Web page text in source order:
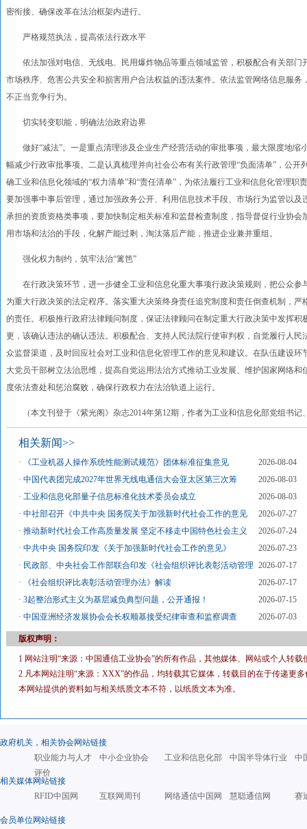
密衔接、确保改革在法治框架内进行。
严格规范执法，提高依法行政水平
依法加强对电信、无线电、民用爆炸物品等重点领域监管，积极配合有关部门
市场秩序、危害公共安全和损害用户合法权益的违法案件。依法监管网络信息服
不正当竞争行为。
切实转变职能，明确法治政府边界
做好“减法”。一是重点清理涉及企业生产经营活动的审批事项，最大限度地缩
幅减少行政审批事项。二是认真梳理并向社会公布有关行政管理“负面清单”，公
确工业和信息化领域的“权力清单”和“责任清单”，为依法履行工业和信息化管理职
要加强事中事后管理，通过加强政务公开、利用信息技术手段、市场行为监管以
承担的资质资格类事项，要加快制定相关标准和监督检查制度，指导督促行业协
用市场和法治的手段，化解产能过剩，淘汰落后产能，推进企业兼并重组。
强化权力制约，筑牢法治“篱笆”
在行政决策环节，进一步健全工业和信息化重大事项行政决策规则，把公众参
为重大行政决策的法定程序。落实重大决策终身责任追究制度和责任倒查机制，
的责任。积极推行政府法律顾问制度，保证法律顾问在制定重大行政决策中发挥
更，该确认违法的确认违法。积极配合、支持人民法院行使审判权，自觉履行人
众监督渠道，及时回应社会对工业和信息化管理工作的意见和建议。在队伍建设
大党员干部树立法治思维，提高自觉运用法治方式推动工业发展、维护国家网络
度依法查处和惩治腐败，确保行政权力在法治轨道上运行。
（本文刊登于《紫光阁》杂志2014年第12期，作者为工业和信息化部党组书记
相关新闻>>
· 《工业机器人操作系统性能测试规范》团体标准征集意见
2026-08-04
·中国代表团完成2027年世界无线电通信大会亚太区第三次筹
2026-08-03
·工业和信息化部量子信息标准化技术委员会成立
2026-08-03
·中社部召开《中共中央 国务院关于加强新时代社会工作的意见
2026-07-27
·推动新时代社会工作高质量发展 坚定不移走中国特色社会主义
2026-07-24
·中共中央 国务院印发《关于加强新时代社会工作的意见》
2026-07-23
· 民政部、中央社会工作部联合印发《社会组织评比表彰活动管理
2026-07-17
·
《社会组织评比表彰活动管理办法》解读
2026-07-17
·3起整治形式主义为基层减负典型问题，公开通报！
2026-07-15
·中国亚洲经济发展协会会长权顺基接受纪律审查和监察调查 2026-07-03
版权声明：
1 网站注明“来源：中国通信工业协会”的所有作品，其他媒体、网站或个人转
2 凡本网站注明“来源：XXX”的作品，均转载其它媒体，转载目的在于传递更
本网站提供的资料如与相关纸质文本不符，以纸质文本为准。
政府机关，相关协会网站链接
职业能力与人才
评价
中小企业协会 工业和信息化部 中国半导体行业 中
相关媒体网站链接
RFID中国网
互联网周刊 网络通信中国网 慧聪通信网 赛
会员单位网站链接